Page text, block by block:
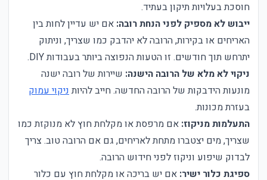
חוסכת בעלויות תיקון בעתיד.
ייבוש לא מספיק לפני הנחת רובה: אם יש עדיין לחות בין
האריחים או בקירות, הרובה לא יהדבק כמו שצריך, וניתוק
יתרחש תוך חודשים. זו הטעות הנפוצה ביותר בעבודות DIY.
ניקוי לא מלא של הרובה הישנה: שיירות של רובה ישנה
מונעות הידבקות של הרובה החדשה. חייב להיות ניקוי עמוק
בעזרת מכונות.
התעלמות מניקוז: אם מרפסת או מקלחת חוץ לא מנוקזת כמו
שצריך, מים יצטברו מתחת לאריחים, גם אם הרובה טוב. צריך
לבדוק שיפוע וניקוז לפני חידוש הרובה.
ספיגת כלור ישיר: אם יש בריכה או מקלחת חוץ עם כלור